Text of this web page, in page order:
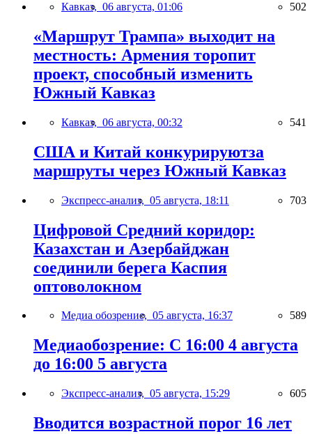
Кавказ, 06 августа, 01:06 502
«Маршрут Трампа» выходит на
местность: Армения торопит
проект, способный изменить
Южный Кавказ
Кавказ, 06 августа, 00:32 541
США и Китай конкурируютза
маршруты через Южный Кавказ
Экспресс-анализ, 05 августа, 18:11 703
Цифровой Средний коридор:
Казахстан и Азербайджан
соединили берега Каспия
оптоволокном
Медиа обозрение, 05 августа, 16:37 589
Медиаобозрение: С 16:00 4 августа
до 16:00 5 августа
Экспресс-анализ, 05 августа, 15:29 605
Вводится возрастной порог 16 лет